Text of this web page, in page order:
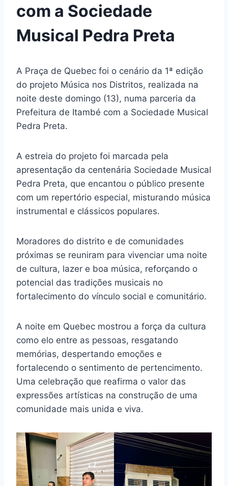
com a Sociedade
Musical Pedra Preta
A Praça de Quebec foi o cenário da 1ª edição
do projeto Música nos Distritos, realizada na
noite deste domingo (13), numa parceria da
Prefeitura de Itambé com a Sociedade Musical
Pedra Preta.
A estreia do projeto foi marcada pela
apresentação da centenária Sociedade Musical
Pedra Preta, que encantou o público presente
com um repertório especial, misturando música
instrumental e clássicos populares.
Moradores do distrito e de comunidades
próximas se reuniram para vivenciar uma noite
de cultura, lazer e boa música, reforçando o
potencial das tradições musicais no
fortalecimento do vínculo social e comunitário.
A noite em Quebec mostrou a força da cultura
como elo entre as pessoas, resgatando
memórias, despertando emoções e
fortalecendo o sentimento de pertencimento.
Uma celebração que reafirma o valor das
expressões artísticas na construção de uma
comunidade mais unida e viva.